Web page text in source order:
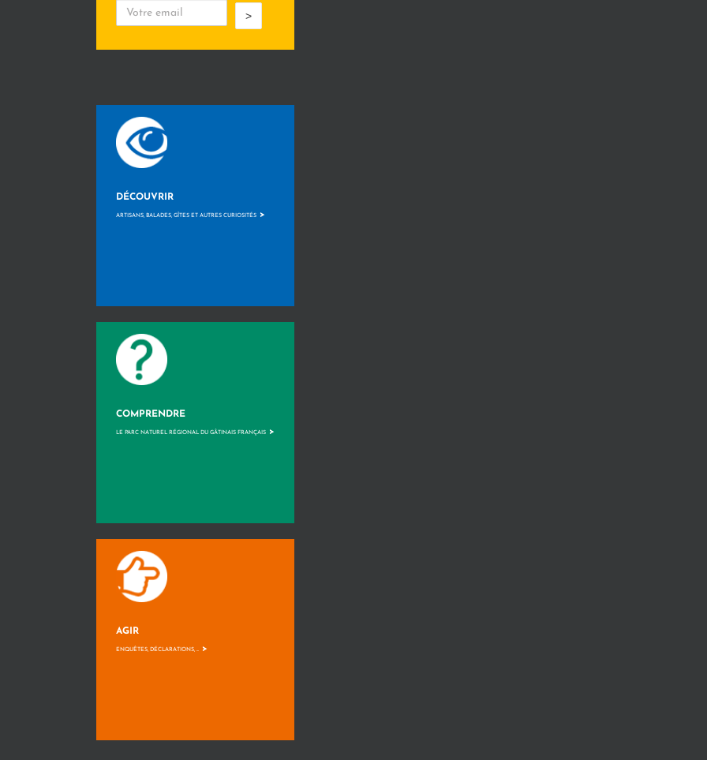
>
DÉCOUVRIR
ARTISANS, BALADES, GÎTES ET AUTRES CURIOSITÉS >
COMPRENDRE
LE PARC NATUREL RÉGIONAL DU GÂTINAIS FRANÇAIS >
AGIR
ENQUÊTES, DÉCLARATIONS, ... >